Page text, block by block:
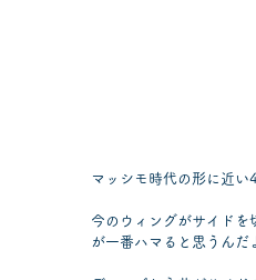
マッシモ時代の形に近い
今のウィングがサイドを
が一番ハマると思うんだ